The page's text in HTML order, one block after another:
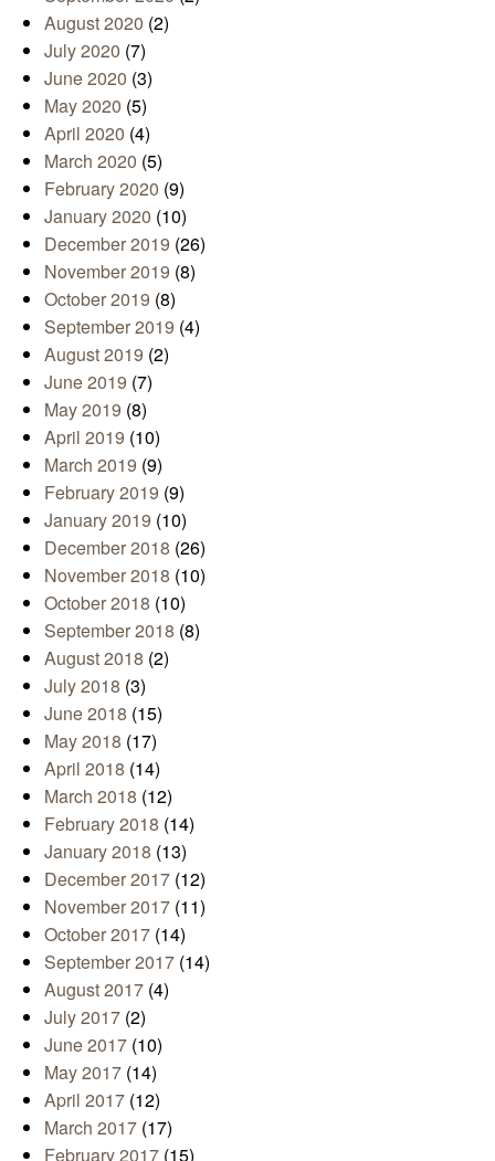
August 2020 (2)
July 2020 (7)
June 2020 (3)
May 2020 (5)
April 2020 (4)
March 2020 (5)
February 2020 (9)
January 2020 (10)
December 2019 (26)
November 2019 (8)
October 2019 (8)
September 2019 (4)
August 2019 (2)
June 2019 (7)
May 2019 (8)
April 2019 (10)
March 2019 (9)
February 2019 (9)
January 2019 (10)
December 2018 (26)
November 2018 (10)
October 2018 (10)
September 2018 (8)
August 2018 (2)
July 2018 (3)
June 2018 (15)
May 2018 (17)
April 2018 (14)
March 2018 (12)
February 2018 (14)
January 2018 (13)
December 2017 (12)
November 2017 (11)
October 2017 (14)
September 2017 (14)
August 2017 (4)
July 2017 (2)
June 2017 (10)
May 2017 (14)
April 2017 (12)
March 2017 (17)
February 2017 (15)